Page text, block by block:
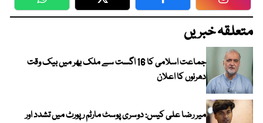
WhatsApp Twitter Facebook
متعلقہ خبریں
جماعت اسلامی کا 16 اگست سے ملک بھر میں بیک وقت
دھرنوں کا اعلان
میر رضا علی کیس: دوسری پوسٹ مارٹم رپورٹ میں تشدد اور